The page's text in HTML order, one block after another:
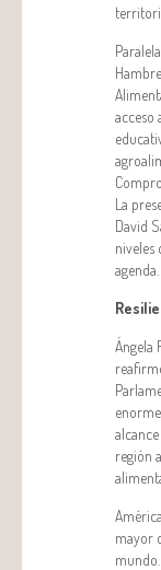
acceso
La
David
niveles
agenda.
Ángela
región
mayor